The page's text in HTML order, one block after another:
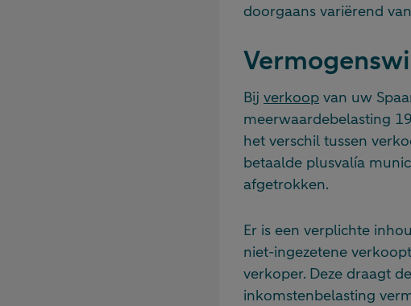
doorgaans variërend
Bij verkoop van uw
meerwaardebelasting
het verschil tussen
betaalde plusvalía
afgetrokken.
Er is een verplichte
niet-ingezetene
verkoper. Deze draagt
inkomstenbelasting